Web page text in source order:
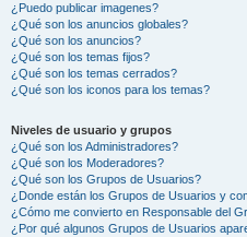
¿Puedo publicar imagenes?
¿Qué son los anuncios globales?
¿Qué son los anuncios?
¿Qué son los temas fijos?
¿Qué son los temas cerrados?
¿Qué son los iconos para los temas?
Niveles de usuario y grupos
¿Qué son los Administradores?
¿Qué son los Moderadores?
¿Qué son los Grupos de Usuarios?
¿Donde están los Grupos de Usuarios y
¿Cómo me convierto en Responsable del
¿Por qué algunos Grupos de Usuarios